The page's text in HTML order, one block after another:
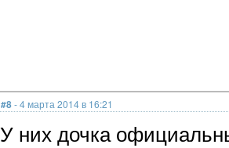
#8- 4 марта 2014 в 16:21
У них дочка